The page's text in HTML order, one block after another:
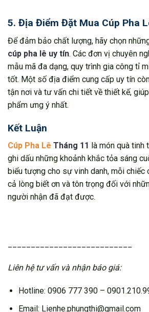
5. Địa Điểm Đặt Mua Cúp Pha
Để đảm bảo chất lượng, hãy chọn
cúp pha lê uy tín. Các đơn vị chuyên
mẫu mã đa dạng, quy trình gia công tỉ
tốt. Một số địa điểm cung cấp uy tín
tận nơi và tư vấn chi tiết về thiết kế,
phẩm ưng ý nhất.
Kết Luận
Cúp Pha Lê Tháng 11 là món quà tinh
ghi dấu những khoảnh khắc tỏa sáng
biểu tượng cho sự vinh danh, mỗi chiếc
cả lòng biết ơn và tôn trọng đối với
người nhận đã đạt được.
Liên hệ tư vấn và nhận báo giá:
Hotline: 0906 777 390 –
Email: Lienhe.phungthi@gmail.com